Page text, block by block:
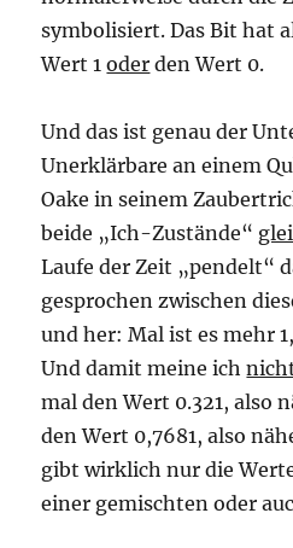
symbolisiert. Das Bit hat
Wert 1oder den Wert 0.
Und das ist genau der
Unerklärbare an einem
Oake in seinem
beide „Ich-Zustände“
Laufe der Zeit „pendelt“
gesprochen zwischen
und her: Mal ist es mehr
Und damit meine ich
mal den Wert 0.321, also
den Wert 0,7681, also
gibt wirklich nur die
einer gemischten oder